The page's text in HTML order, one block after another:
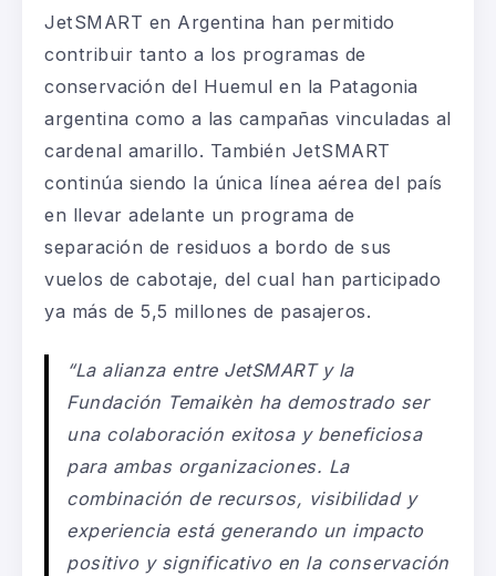
JetSMART en Argentina han permitido
contribuir tanto a los programas de
conservación del Huemul en la Patagonia
argentina como a las campañas vinculadas al
cardenal amarillo. También JetSMART
continúa siendo la única línea aérea del país
en llevar adelante un programa de
separación de residuos a bordo de sus
vuelos de cabotaje, del cual han participado
ya más de 5,5 millones de pasajeros.
“La alianza entre JetSMART y la
Fundación Temaikèn ha demostrado ser
una colaboración exitosa y beneficiosa
para ambas organizaciones. La
combinación de recursos, visibilidad y
experiencia está generando un impacto
positivo y significativo en la conservación